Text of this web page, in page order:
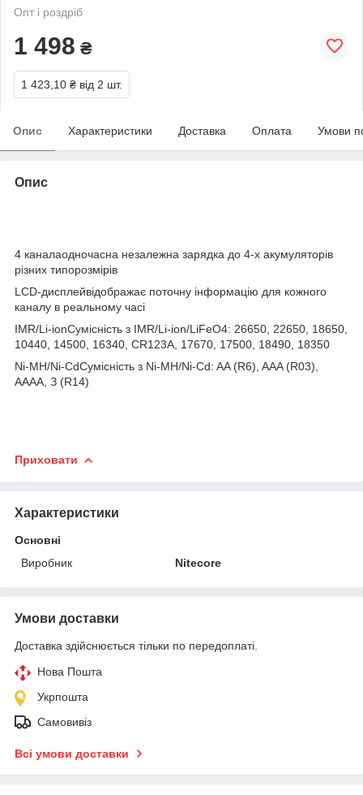
Опт і роздріб
1 498 ₴
1 423,10 ₴ від 2 шт.
Опис Характеристики Доставка Оплата Умови
Опис
4 каналаодночасна незалежна зарядка до 4-х акумуляторів
різних типорозмірів
LCD-дисплейвідображає поточну інформацію для кожного
каналу в реальному часі
IMR/Li-ionСумісність з IMR/Li-ion/LiFeO4: 26650, 22650, 18650,
10440, 14500, 16340, CR123A, 17670, 17500, 18490, 18350
Ni-MH/Ni-CdСумісність з Ni-MH/Ni-Cd: AA (R6), AAA (R03),
AAAA, З (R14)
Приховати
Характеристики
Основні
Виробник
Nitecore
Умови доставки
Доставка здійснюється тільки по передоплаті.
Нова Пошта
Укрпошта
Самовивіз
Всі умови доставки